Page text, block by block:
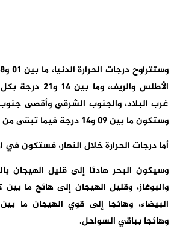
الأطلس والريف،
غرب البلاد، والجنوب الشرقي وأقصى جنوب
وستكون ما بين 09 و14 درجة فيما تبقى من ربوع المملكة.
أما درجات الحرارة خلال النهار، فستكون في
وسيكون البحر هادئا إلى قليل الهيجان
والبوغاز، وقليل الهيجان إلى هائج ما بين
البيضاء، وهائجا إلى قوي الهيجان ما
وهائجا بباقي السواحل.